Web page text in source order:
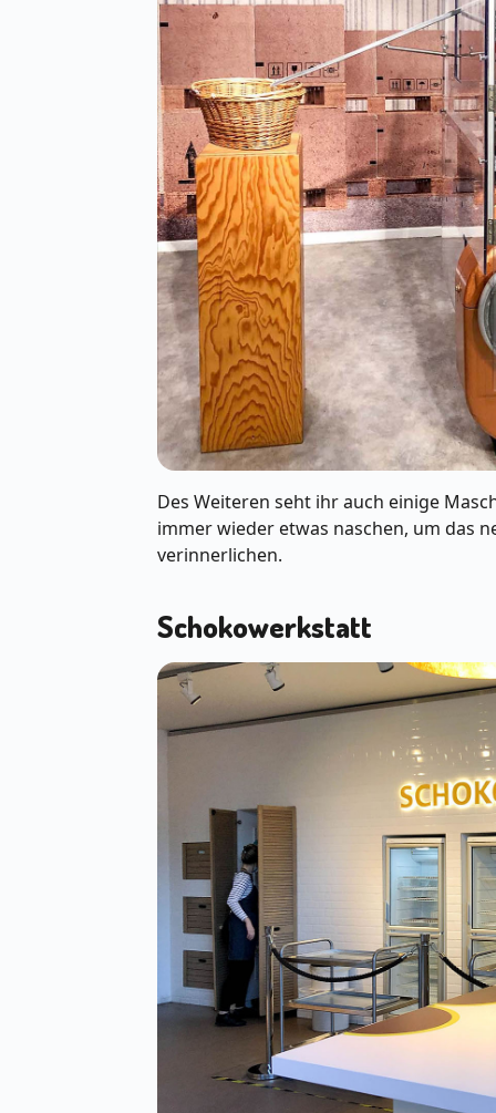
Des Weiteren seht ihr auch einige
immer wieder etwas naschen, um das
verinnerlichen.
Schokowerkstatt